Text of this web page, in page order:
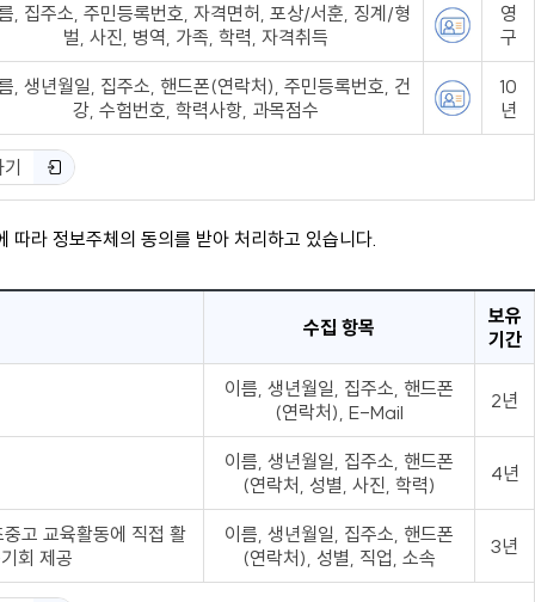
, 집주소, 주민등록번호, 자격면허, 포상/서훈, 징계/형
벌, 사진, 병역, 가족, 학력, 자격취득
영
구
, 생년월일, 집주소, 핸드폰(연락처), 주민등록번호, 건
강, 수험번호, 학력사항, 과목점수
10
년
따라 정보주체의 동의를 받아 처리하고 있습니다.
수집 항목
보유
기간
이름, 생년월일, 집주소, 핸드폰
(연락처), E-Mail
2년
이름, 생년월일, 집주소, 핸드폰
(연락처, 성별, 사진, 학력)
4년
고 교육활동에 직접 활
회 제공
이름, 생년월일, 집주소, 핸드폰
(연락처), 성별, 직업, 소속
3년